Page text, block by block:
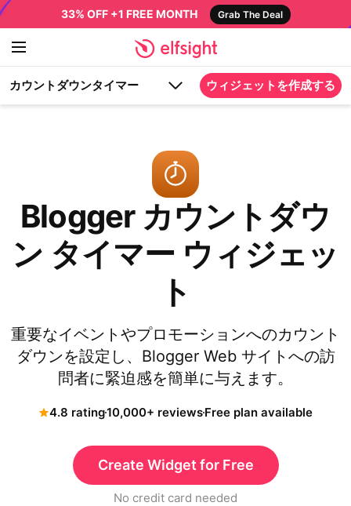
33% OFF +1 FREE MONTH Grab The Deal
カウントダウンタイマー ウィジェットを作成する
Blogger カウントダウ
ン タイマー ウィジェッ
ト
重要なイベントやプロモーションへのカウント
ダウンを設定し、Blogger Web サイトへの訪
問者に緊迫感を簡単に与えます。
4.8 rating10,000+ reviewsFree plan available
Create Widget for Free
No credit card needed